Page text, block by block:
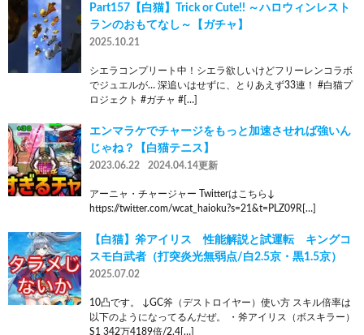
Part157【白猫】Trick or Cute!! ～ハロウィンレスト
ランのおもてなし～【ガチャ】
2025.10.21
シエラコンプリート中！シエラ欲しいけどフリーレンコラボ
でジュエルが… 深追いはせずに、とりあえず33連！ #白猫プ
ロジェクト #ガチャ #[…]
エンマラケでチャージをもっと加速させれば強いん
じゃね？【白猫テニス】
2023.06.22 2024.04.14更新
アーニャ・チャージャー Twitterはこちら↓
https://twitter.com/wcat_haioku?s=21&t=PLZ09R[…]
【白猫】斧アイリス 性能解説と試運転 キングコ
スモ白武者（打突炎光無弱点/白2.5京・黒1.5京）
2025.07.02
10凸です。 ↓GC斧（デストロイヤー）使い方 スキル倍率は
以下のようになってるんだぜ。 ・斧アイリス（ボスキラー）
S1 342万4189倍/2.4[…]